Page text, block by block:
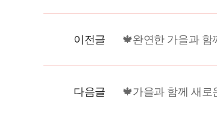
이전글 🍁완연한 가을과 함
다음글 🍁가을과 함께 새로